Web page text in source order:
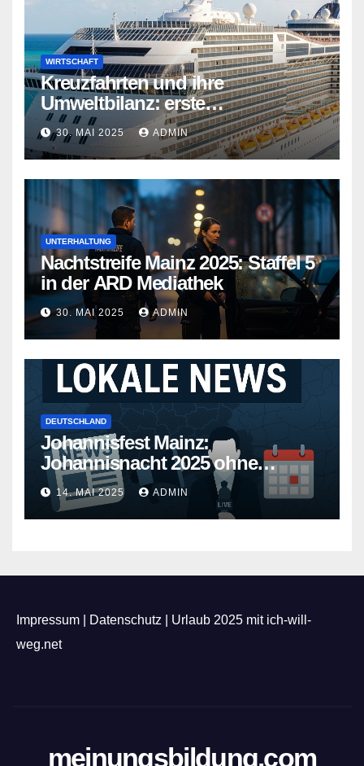
WIRTSCHAFT
Kreuzfahrten und ihre
Umweltbilanz: erste
Kreuzfahrtschiffe gehen neue
Wege
30. MAI 2025 ADMIN
UNTERHALTUNG
Nachtstreife Mainz 2025: Staffel 5
in der ARD Mediathek
30. MAI 2025 ADMIN
DEUTSCHLAND
Johannisfest Mainz:
Johannisnacht 2025 ohne
Feuerwerk
14. MAI 2025 ADMIN
Impressum Datenschutz
Urlaub 2025 mit ich-will-
weg.net
meinungsbildung.com